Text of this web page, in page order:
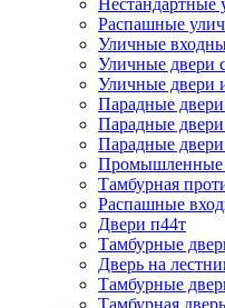
Нестандартные
Распашные
Уличные
Уличные двери
Уличные двери
Парадные
Парадные
Парадные
Промышленные
Тамбурная
Распашные
Двери п44т
Тамбурные
Дверь на
Тамбурные
Тамбурная